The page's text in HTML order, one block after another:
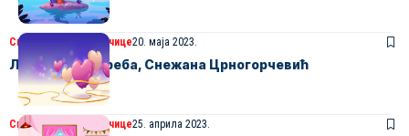
Свет једне васпитачице20. маја 2023.
Љубав деци треба, Снежана Црногорчевић
Свет једне васпитачице25. априла 2023.